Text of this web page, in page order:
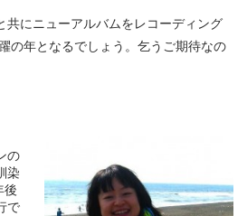
共にニューアルバムをレコーディング
の年となるでしょう。乞うご期待なの
の
染
後
で